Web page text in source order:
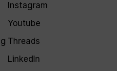
Instagram
Youtube
Threads
LinkedIn